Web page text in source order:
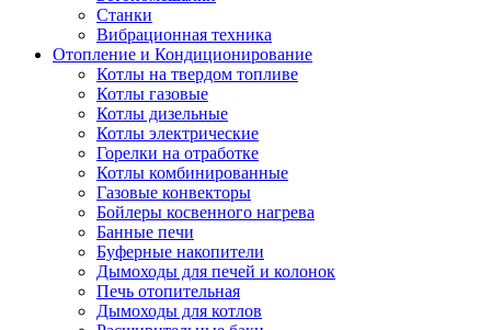
Станки
Вибрационная техника
Отопление и Кондиционирование
Котлы на твердом топливе
Котлы газовые
Котлы дизельные
Котлы электрические
Горелки на отработке
Котлы комбинированные
Газовые конвекторы
Бойлеры косвенного нагрева
Банные печи
Буферные накопители
Дымоходы для печей и колонок
Печь отопительная
Дымоходы для котлов